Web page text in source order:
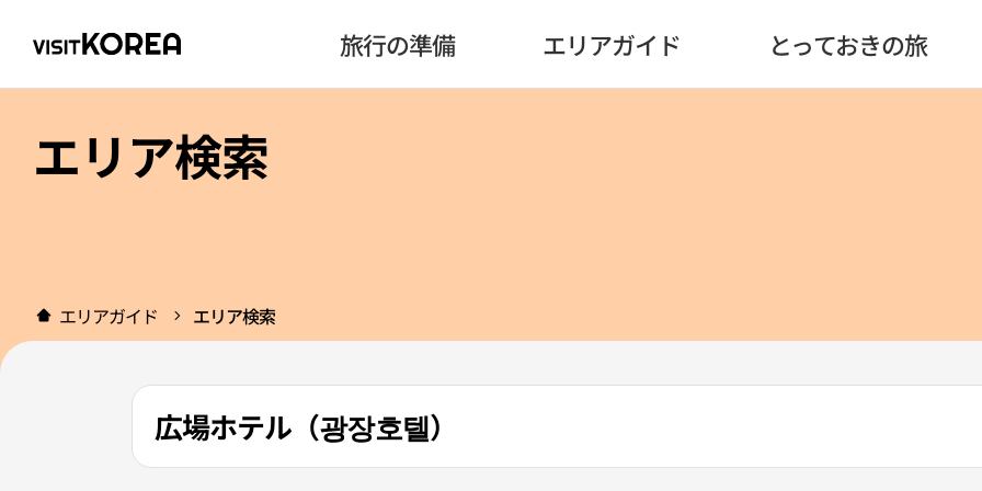
旅行の準備 エリアガイド とっておきの旅
エリア検索
エリアガイド エリア検索
広場ホテル（광장호텔）